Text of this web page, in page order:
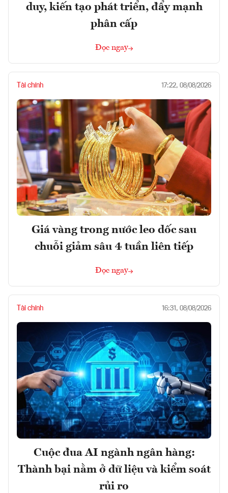
duy, kiến tạo phát triển, đẩy mạnh
phân cấp
Đọc ngay
Tài chính 17:22, 08/08/2026
Giá vàng trong nước leo dốc sau
chuỗi giảm sâu 4 tuần liên tiếp
Đọc ngay
Tài chính 16:31, 08/08/2026
Cuộc đua AI ngành ngân hàng:
Thành bại nằm ở dữ liệu và kiểm soát
rủi ro